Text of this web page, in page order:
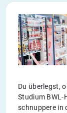
Du überlegst,
Studium BWL-
schnuppere in